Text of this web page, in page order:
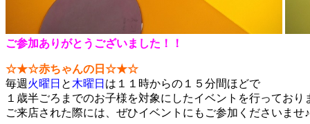
ご参加ありがとうございました！！
☆★☆赤ちゃんの日☆★☆
毎週火曜日 と木曜日 は１１時からの１５分間ほどで
１歳半ごろまでのお子様を対象にしたイベントを行っており
ご来店された際には、ぜひイベントにもご参加くださいませ♪